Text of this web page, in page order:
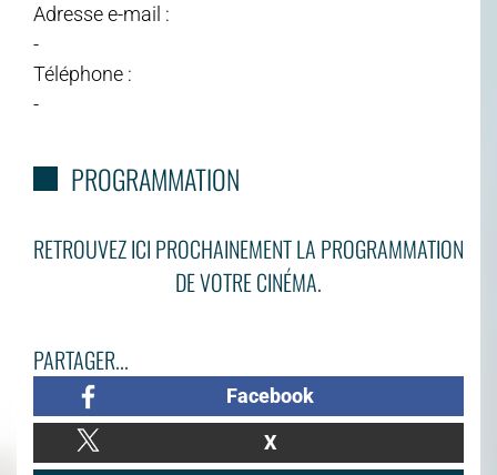
Adresse e-mail :
-
Téléphone :
-
PROGRAMMATION
RETROUVEZ ICI PROCHAINEMENT LA PROGRAMMATION
DE VOTRE CINÉMA.
PARTAGER...
Facebook
X